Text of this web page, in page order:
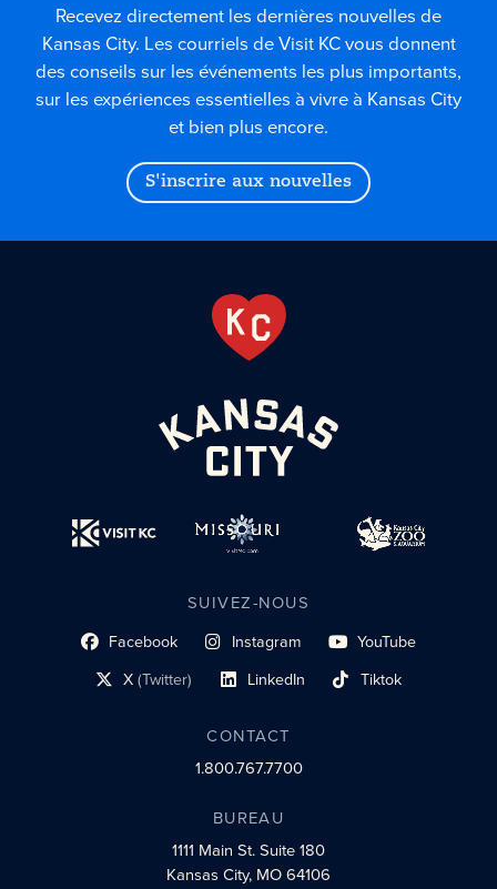
Recevez directement les dernières nouvelles de
Kansas City. Les courriels de Visit KC vous donnent
des conseils sur les événements les plus importants,
sur les expériences essentielles à vivre à Kansas City
et bien plus encore.
S'inscrire aux nouvelles
SUIVEZ-NOUS
Facebook
lien du profil social Instagram
lien vers le profil social YouTube
lien vers le profil social
X(Twitter)
lien vers le profil socialLinkedIn
lien vers le profil socialTiktok
lien vers le profil social
CONTACT
1.800.767.7700
BUREAU
1111 Main St.Suite 180
Kansas City, MO 64106